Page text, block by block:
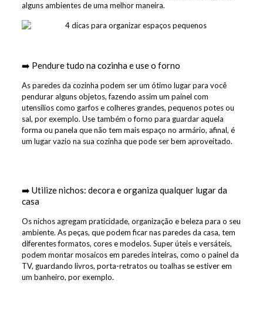
alguns ambientes de uma melhor maneira.
➡️ Pendure tudo na cozinha e use o forno
As paredes da cozinha podem ser um ótimo lugar para você
pendurar alguns objetos, fazendo assim um painel com
utensílios como garfos e colheres grandes, pequenos potes ou
sal, por exemplo. Use também o forno para guardar aquela
forma ou panela que não tem mais espaço no armário, afinal, é
um lugar vazio na sua cozinha que pode ser bem aproveitado.
➡️ Utilize nichos: decora e organiza qualquer lugar da
casa
Os nichos agregam praticidade, organização e beleza para o seu
ambiente. As peças, que podem ficar nas paredes da casa, tem
diferentes formatos, cores e modelos. Super úteis e versáteis,
podem montar mosaicos em paredes inteiras, como o painel da
TV, guardando livros, porta-retratos ou toalhas se estiver em
um banheiro, por exemplo.